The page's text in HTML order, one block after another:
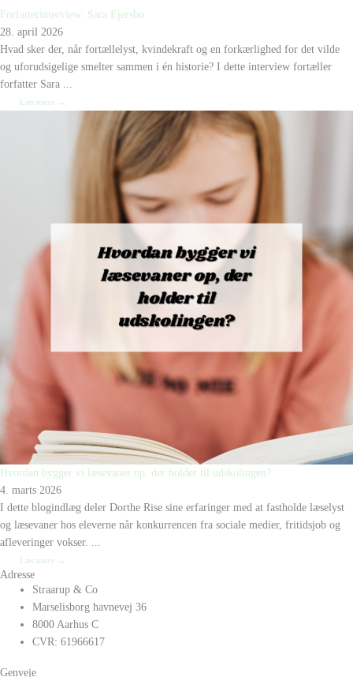
Forfatterinterview: Sara Ejersbo
28. april 2026
Hvad sker der, når fortællelyst, kvindekraft og en forkærlighed for det vilde
og uforudsigelige smelter sammen i én historie? I dette interview fortæller
forfatter Sara ...
Læs mere →
Hvordan bygger vi læsevaner op, der holder til udskolingen?
4. marts 2026
I dette blogindlæg deler Dorthe Rise sine erfaringer med at fastholde læselyst
og læsevaner hos eleverne når konkurrencen fra sociale medier, fritidsjob og
afleveringer vokser. ...
Læs mere →
Adresse
Straarup & Co
Marselisborg havnevej 36
8000 Aarhus C
CVR: 61966617
Genveje